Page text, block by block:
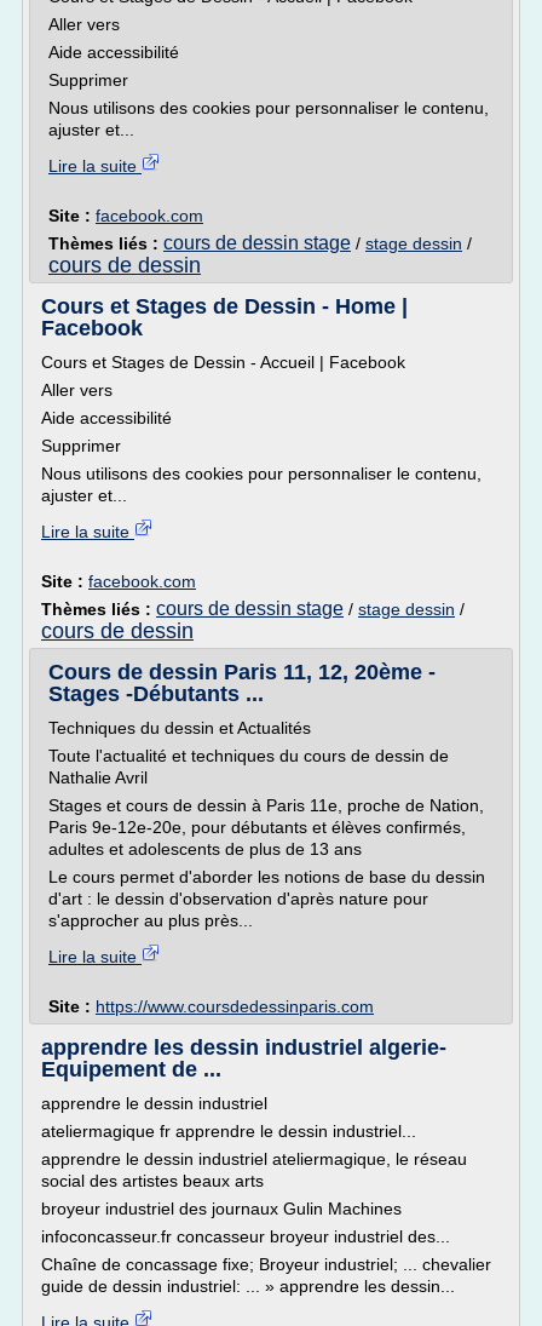
Aller vers
Aide accessibilité
Supprimer
Nous utilisons des cookies pour personnaliser le contenu,
ajuster et...
Lire la suite
Site : facebook.com
Thèmes liés : cours de dessin stage / stage dessin /
cours de dessin
Cours et Stages de Dessin - Home |
Facebook
Cours et Stages de Dessin - Accueil | Facebook
Aller vers
Aide accessibilité
Supprimer
Nous utilisons des cookies pour personnaliser le contenu,
ajuster et...
Lire la suite
Site : facebook.com
Thèmes liés : cours de dessin stage / stage dessin /
cours de dessin
Cours de dessin Paris 11, 12, 20ème -
Stages -Débutants ...
Techniques du dessin et Actualités
Toute l'actualité et techniques du cours de dessin de
Nathalie Avril
Stages et cours de dessin à Paris 11e, proche de Nation,
Paris 9e-12e-20e, pour débutants et élèves confirmés,
adultes et adolescents de plus de 13 ans
Le cours permet d'aborder les notions de base du dessin
d'art : le dessin d'observation d'après nature pour
s'approcher au plus près...
Lire la suite
Site : https://www.coursdedessinparis.com
apprendre les dessin industriel algerie-
Equipement de ...
apprendre le dessin industriel
ateliermagique fr apprendre le dessin industriel...
apprendre le dessin industriel ateliermagique, le réseau
social des artistes beaux arts
broyeur industriel des journaux Gulin Machines
infoconcasseur.fr concasseur broyeur industriel des...
Chaîne de concassage fixe; Broyeur industriel; ... chevalier
guide de dessin industriel: ... » apprendre les dessin...